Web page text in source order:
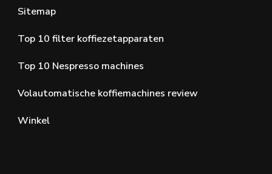
Sitemap
Top 10 filter koffiezetapparaten
Top 10 Nespresso machines
Volautomatische koffiemachines review
Winkel